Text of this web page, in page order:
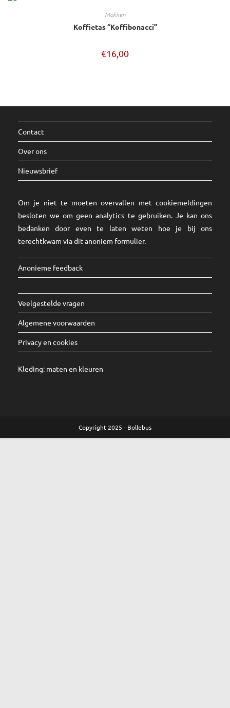
mokken
Koffietas “Koffibonacci”
€16,00
Contact
Over ons
Nieuwsbrief
Om je niet te moeten overvallen met cookiemeldingen
besloten we om geen analytics te gebruiken. Je kan ons
bedanken door even te laten weten hoe je bij ons
terechtkwam via dit anoniem formulier.
Anonieme feedback
Veelgestelde vragen
Algemene voorwaarden
Privacy en cookies
Kleding: maten en kleuren
Copyright 2025 - Bollebus